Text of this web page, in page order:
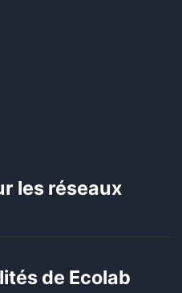
les réseaux
de Ecolab